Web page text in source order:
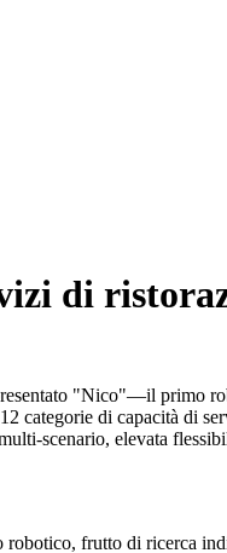
di
"Nico"—il primo
categorie di capacità di
scenario, elevata
frutto di ricerca